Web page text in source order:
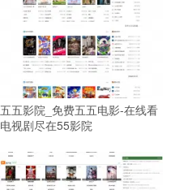
五五影院_免费五五电影-在线看
电视剧尽在55影院